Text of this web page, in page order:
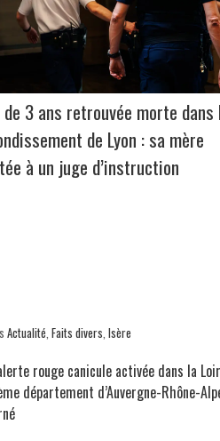
3 ans retrouvée morte dans
de Lyon : sa mère
à un juge d’instruction
Actualité, Faits divers, Isère
rouge canicule activée dans la
département d’Auvergne-Rhône-